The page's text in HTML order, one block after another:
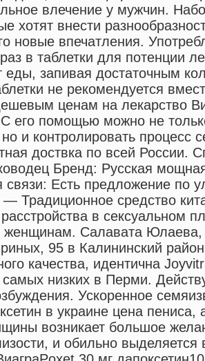
влечение у мужчин.
хотят внести
новые впечатления.
в таблетки для потенции
еды, запивая достаточным
не рекомендуется
ценам на лекарство
С его помощью можно не
и контролировать процесс
доствка по всей России.
Бренд: Русская
связи: Есть предложение по
Традиционное средство
расстройства в сексуальном
Салавата Юлаева,
95 в Калининский
качества, идентична
низких в Перми.
Ускоренное
в украине цена пениса,
возникает большое
и обильно